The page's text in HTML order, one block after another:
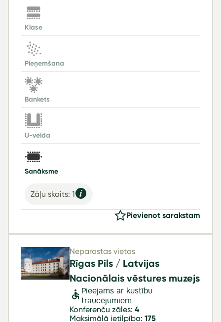
Klase
Pieņemšana
Bankets
U-veida
Sanāksme
Zāļu skaits: 1
Pievienot sarakstam
Neparastas vietas
Rīgas Pils / Latvijas
Nacionālais vēstures muzejs
Pieejams ar kustību
traucējumiem
Konferenču zāles: 4
Maksimālā ietilpība: 175